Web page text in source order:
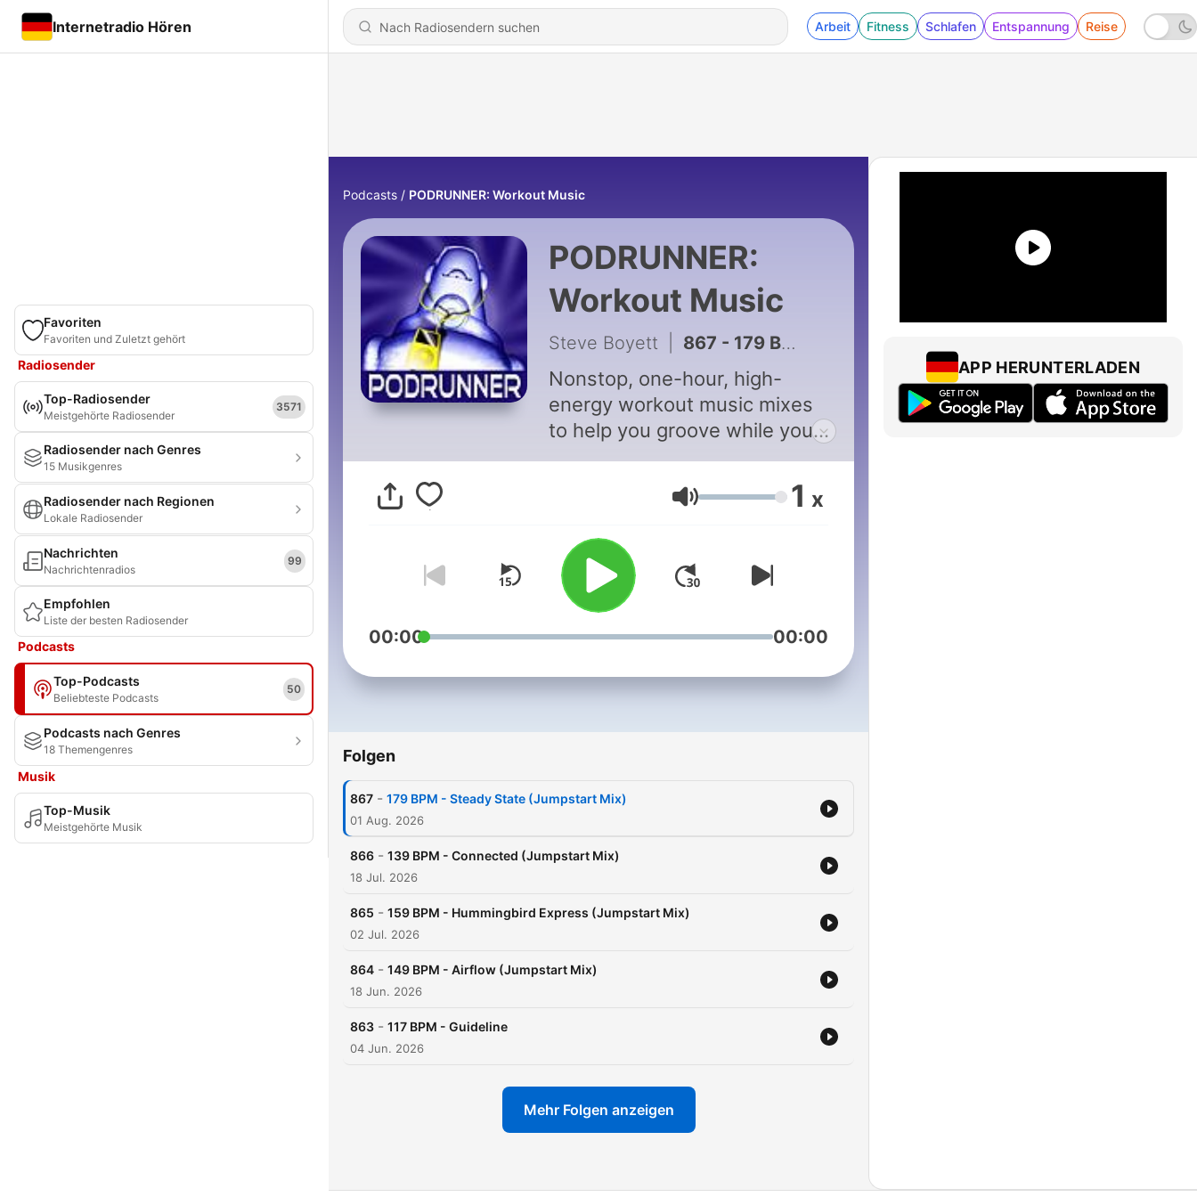
Internetradio Hören Arbeit Fitness Schlafen Entspannung Reise
Favoriten
Favoriten und Zuletzt gehört
Radiosender
Top-Radiosender
Meistgehörte Radiosender
3571
Radiosender nach Genres
15 Musikgenres
Radiosender nach Regionen
Lokale Radiosender
Nachrichten
Nachrichtenradios
99
Empfohlen
Liste der besten Radiosender
Podcasts
Top-Podcasts
Beliebteste Podcasts
50
Podcasts nach Genres
18 Themengenres
Musik
Top-Musik
Meistgehörte Musik
Podcasts PODRUNNER: Workout Music
PODRUNNER:
Workout Music
Steve Boyett 867 - 179 BPM - Steady State (Jumpstart Mix)
Nonstop, one-hour, high-
energy workout music mixes
to help you groove while you
move. Podrunner's fixed-
tempo and interval exercise
mixes are perfect for power
walking, jogging, running,
spinning, elliptical, aerobics,
and many other tempo-based
forms of exercise. An iTunes
award-winner six years in a
Lautstärke 1 x
00:00 00:00
Folgen
867 - 179 BPM - Steady State (Jumpstart Mix)
01 Aug. 2026
866 - 139 BPM - Connected (Jumpstart Mix)
18 Jul. 2026
865 - 159 BPM - Hummingbird Express (Jumpstart Mix)
02 Jul. 2026
864 - 149 BPM - Airflow (Jumpstart Mix)
18 Jun. 2026
863 - 117 BPM - Guideline
04 Jun. 2026
Mehr Folgen anzeigen
APP HERUNTERLADEN